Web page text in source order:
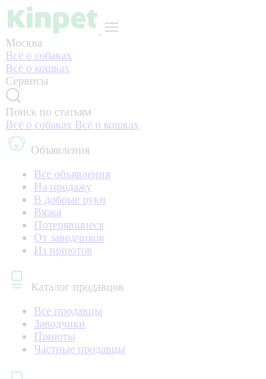
Москва
Всё о собаках
Всё о кошках
Сервисы
Поиск по статьям
Всё о собаках Всё о кошках
Объявления
Все объявления
На продажу
В добрые руки
Вязка
Потерявшиеся
От заводчиков
Из приютов
Каталог продавцов
Все продавцы
Заводчики
Приюты
Частные продавцы